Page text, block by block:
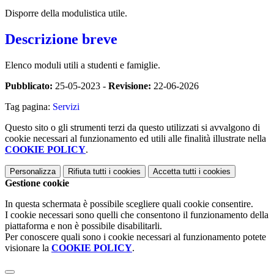
Disporre della modulistica utile.
Descrizione breve
Elenco moduli utili a studenti e famiglie.
Pubblicato: 25-05-2023 - Revisione: 22-06-2026
Tag pagina: Servizi
Questo sito o gli strumenti terzi da questo utilizzati si avvalgono di
cookie necessari al funzionamento ed utili alle finalità illustrate nella
COOKIE POLICY.
Personalizza Rifiuta tutti i cookies Accetta tutti i cookies
Gestione cookie
In questa schermata è possibile scegliere quali cookie consentire.
I cookie necessari sono quelli che consentono il funzionamento della
piattaforma e non è possibile disabilitarli.
Per conoscere quali sono i cookie necessari al funzionamento potete
visionare la COOKIE POLICY.